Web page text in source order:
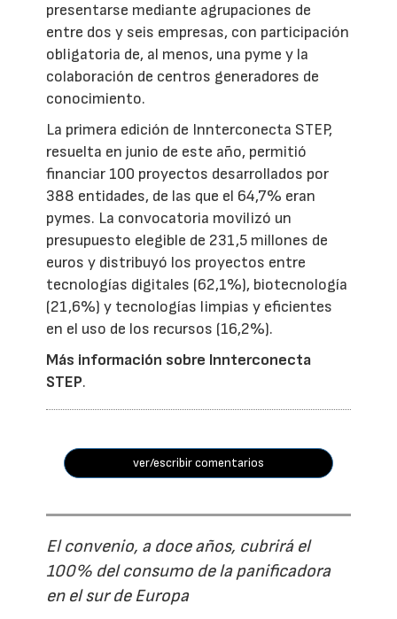
presentarse mediante agrupaciones de
entre dos y seis empresas, con participación
obligatoria de, al menos, una pyme y la
colaboración de centros generadores de
conocimiento.
La primera edición de Innterconecta STEP,
resuelta en junio de este año, permitió
financiar 100 proyectos desarrollados por
388 entidades, de las que el 64,7% eran
pymes. La convocatoria movilizó un
presupuesto elegible de 231,5 millones de
euros y distribuyó los proyectos entre
tecnologías digitales (62,1%), biotecnología
(21,6%) y tecnologías limpias y eficientes
en el uso de los recursos (16,2%).
Más información sobre Innterconecta
STEP.
ver/escribir comentarios
El convenio, a doce años, cubrirá el
100% del consumo de la panificadora
en el sur de Europa